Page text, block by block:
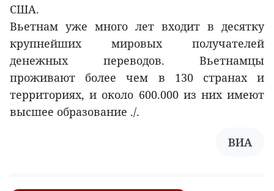
США.
Вьетнам уже много лет входит в десятку
крупнейших мировых получателей
денежных переводов. Вьетнамцы
проживают более чем в 130 странах и
территориях, и около 600.000 из них имеют
высшее образование ./.
ВИА